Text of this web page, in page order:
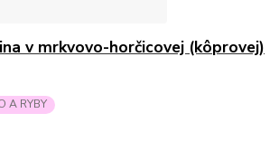
v mrkvovo-horčicovej (kôprovej)
A RYBY